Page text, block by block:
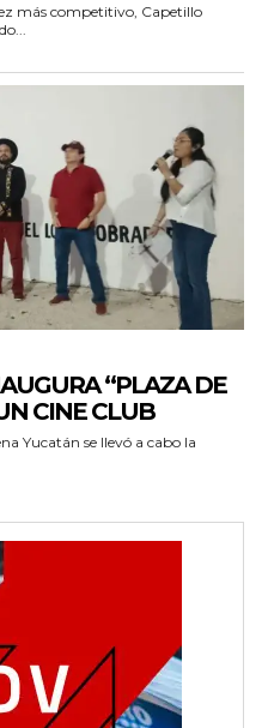
más competitivo, Capetillo
“PLAZA DE
CINE CLUB
Yucatán se llevó a cabo la